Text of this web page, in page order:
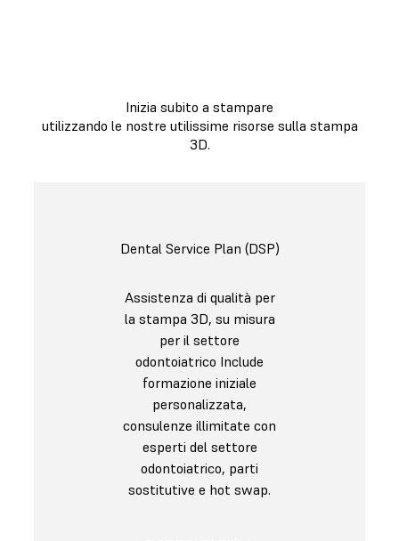
Inizia subito a stampare
utilizzando le nostre utilissime risorse sulla stampa
3D.
Dental Service Plan (DSP)
Assistenza di qualità per
la stampa 3D, su misura
per il settore
odontoiatrico Include
formazione iniziale
personalizzata,
consulenze illimitate con
esperti del settore
odontoiatrico, parti
sostitutive e hot swap.